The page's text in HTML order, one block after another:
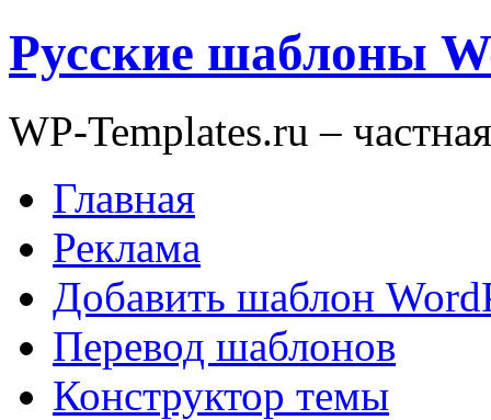
Русские шаблоны
WP-Templates.ru –
Главная
Реклама
Добавить шаблон
Перевод шаблонов
Конструктор темы